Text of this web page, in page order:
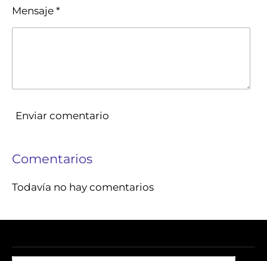
Mensaje *
Enviar comentario
Comentarios
Todavía no hay comentarios